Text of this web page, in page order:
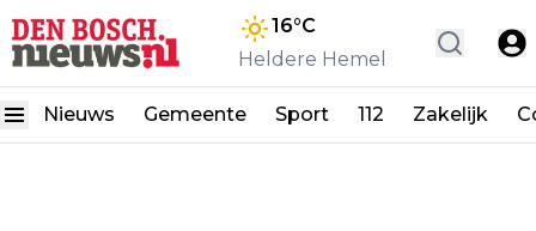
16°C
Heldere Hemel
Nieuws Gemeente Sport 112 Zakelijk